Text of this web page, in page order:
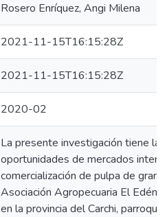
Rosero Enríquez, Angi Milena
2021-11-15T16:15:28Z
2021-11-15T16:15:28Z
2020-02
La presente investigación tiene la
oportunidades de mercados
comercialización de pulpa de
Asociación Agropecuaria El Edén,
en la provincia del Carchi,